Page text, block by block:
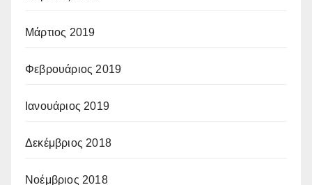
Μάρτιος 2019
Φεβρουάριος 2019
Ιανουάριος 2019
Δεκέμβριος 2018
Νοέμβριος 2018